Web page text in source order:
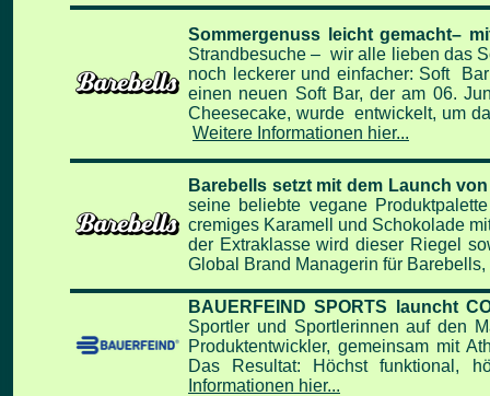
Sommergenuss leicht gemacht–
Strandbesuche – wir alle lieben das
noch leckerer und einfacher: Soft
einen neuen Soft Bar, der am 06.
Cheesecake, wurde entwickelt, um
Weitere Informationen hier...
Barebells setzt mit dem Launch
seine beliebte vegane
cremiges Karamell und Schokolade
der Extraklasse wird dieser Riegel
Global Brand Managerin für Barebells,
BAUERFEIND SPORTS launcht
Sportler und Sportlerinnen auf den
Produktentwickler, gemeinsam mit
Das Resultat: Höchst funktional,
Informationen hier...